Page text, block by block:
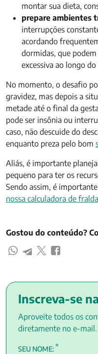
montar sua dieta,
prepare ambientes
interrupções
acordando
dormidas, que
excessiva ao longo do
No momento, o desafio
gravidez, mas depois a
metade até o final da
pode ser insônia ou
caso, não descuide do
enquanto preza pelo bom
Aliás, é importante
pequeno para ter os
Sendo assim, é
nossa calculadora de
Gostou do conteúdo?
Inscreva-se
Aproveite todos os
diretamente no e-mail.
SEU NOME:*